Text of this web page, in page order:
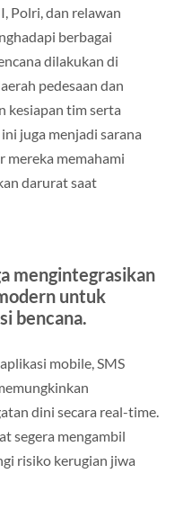
Polri, dan relawan
berbagai
dilakukan di
pedesaan dan
kesiapan tim serta
juga menjadi sarana
mereka memahami
darurat saat
mengintegrasikan
untuk
bencana.
mobile, SMS
dini secara real-time.
segera mengambil
risiko kerugian jiwa